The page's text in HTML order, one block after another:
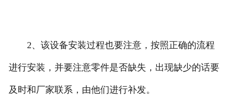
2、该设备安装过程也要注意，按照正确的流程
进行安装，并要注意零件是否缺失，出现缺少的话要
及时和厂家联系，由他们进行补发。